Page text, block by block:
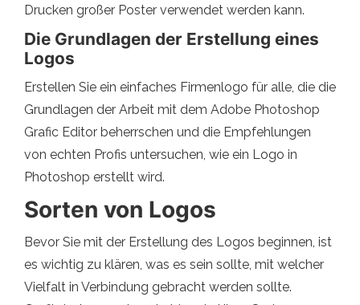
Drucken großer Poster verwendet werden kann.
Die Grundlagen der Erstellung eines
Logos
Erstellen Sie ein einfaches Firmenlogo für alle, die die
Grundlagen der Arbeit mit dem Adobe Photoshop
Grafic Editor beherrschen und die Empfehlungen
von echten Profis untersuchen, wie ein Logo in
Photoshop erstellt wird.
Sorten von Logos
Bevor Sie mit der Erstellung des Logos beginnen, ist
es wichtig zu klären, was es sein sollte, mit welcher
Vielfalt in Verbindung gebracht werden sollte.